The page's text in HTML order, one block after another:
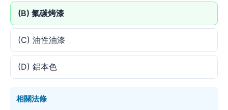
(B) 氟碳烤漆
(C) 油性油漆
(D) 鋁本色
相關法條